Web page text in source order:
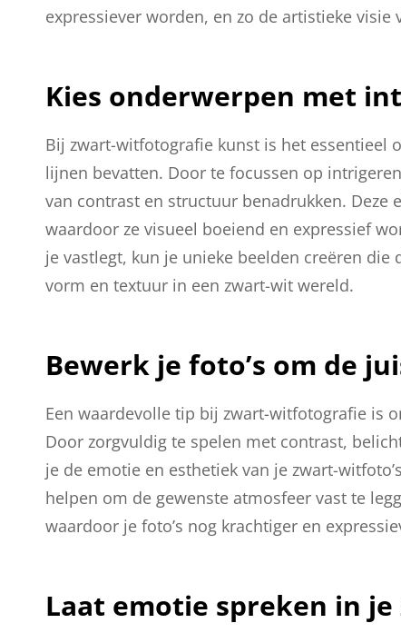
expressiever worden, en zo de artistieke
Kies onderwerpen met
Bij zwart-witfotografie kunst is het essentieel
lijnen bevatten. Door te focussen op
van contrast en structuur benadrukken. Deze
waardoor ze visueel boeiend en expressief
je vastlegt, kun je unieke beelden creëren
vorm en textuur in een zwart-wit wereld.
Bewerk je foto’s om de
Een waardevolle tip bij zwart-witfotografie is
Door zorgvuldig te spelen met contrast,
je de emotie en esthetiek van je zwart-
helpen om de gewenste atmosfeer vast te
waardoor je foto’s nog krachtiger en
Laat emotie spreken in